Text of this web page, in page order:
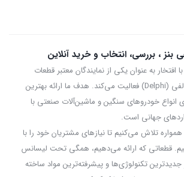
بنز ، بررسی، انتخاب و خرید آنلاین
افتخار به عنوان یکی از نمایندگان معتبر قطعات
خودروی سنگین با برند دلفی (Delphi) فعالیت می‌کند. هدف ما ارائه بهترین
انواع خودروهای سنگین و ماشین‌آلات صنعتی با
جهانی است.
تلاش می‌کنیم تا نیازهای مشتریان خود را با
قطعاتی که ارائه می‌دهیم، همگی تحت لیسانس
تکنولوژی‌ها و پیشرفته‌ترین مواد ساخته